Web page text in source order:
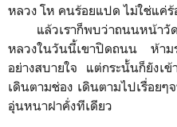
หลวง โห คนร้อยแปด ไม่ใช่แค่
แล้วเราก็พบว่าถนนหน้าวัด
หลวงในวันนี้เขาปิดถนน ห้า
อย่างสบายใจ แต่กระนั้นก็ยังเ
เดินตามช่อง เดินตามไปเรื่อย
อุ่นหนาฝาคั่งทีเดียว